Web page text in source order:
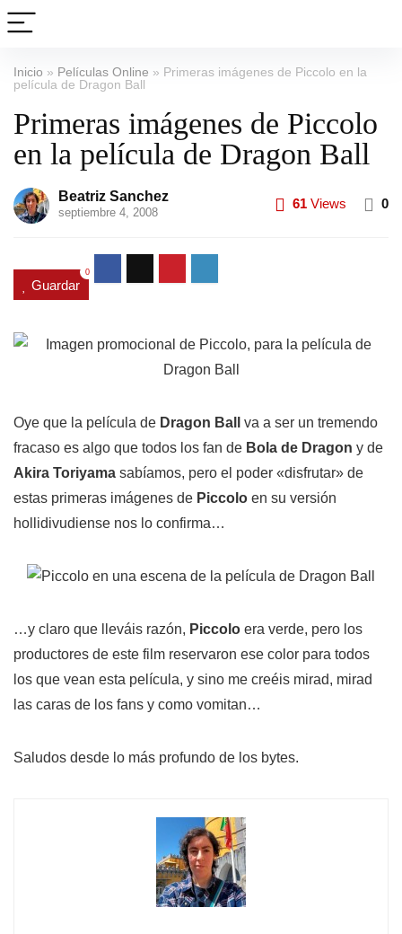
Inicio » Películas Online » Primeras imágenes de Piccolo en la
película de Dragon Ball
Primeras imágenes de Piccolo
en la película de Dragon Ball
Beatriz Sanchez
septiembre 4, 2008
61 Views 0
Guardar
0
Oye que la película de Dragon Ball
va a ser un tremendo
fracaso es algo que todos los fan de Bola de Dragon y de
Akira Toriyama sabíamos, pero el poder «disfrutar» de
estas primeras imágenes de Piccolo en su versión
hollidivudiense nos lo confirma…
…y claro que lleváis razón, Piccolo era verde, pero los
productores de este film reservaron ese color para todos
los que vean esta película, y sino me creéis mirad, mirad
las caras de los fans y como vomitan…
Saludos desde lo más profundo de los bytes.